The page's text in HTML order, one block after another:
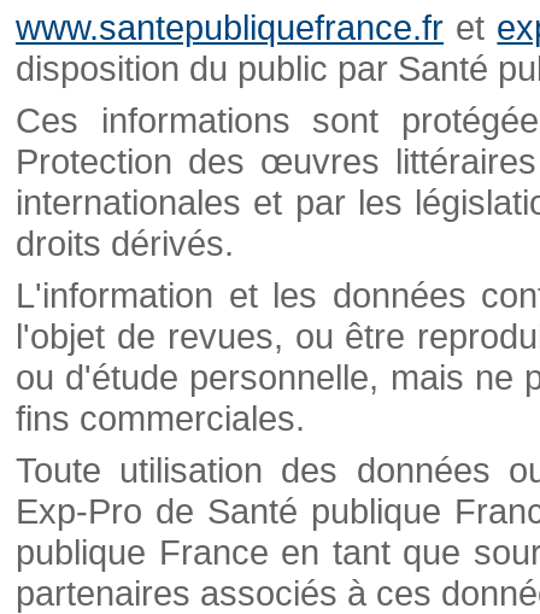
www.santepubliquefrance.fr et
disposition du public par Santé
Ces informations sont
Protection des œuvres
internationales et par les
droits dérivés.
L'information et les données
l'objet de revues, ou être
ou d'étude personnelle, mais ne
fins commerciales.
Toute utilisation des données
Exp-Pro de Santé publique
publique France en tant que
partenaires associés à ces